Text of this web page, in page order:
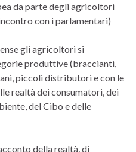
da parte degli agricoltori
con i parlamentari)
gli agricoltori si
produttive (braccianti,
piccoli distributori e con le
realtà dei consumatori, dei
del Cibo e delle
della realtà, di